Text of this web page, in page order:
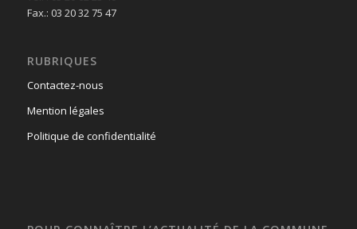
Fax.: 03 20 32 75 47
RUBRIQUES
Contactez-nous
Mention légales
Politique de confidentialité